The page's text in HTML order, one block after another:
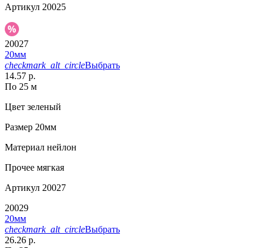
Артикул 20025
20027
20мм
checkmark_alt_circleВыбрать
14.57 р.
По 25 м
Цвет зеленый
Размер 20мм
Материал нейлон
Прочее мягкая
Артикул 20027
20029
20мм
checkmark_alt_circleВыбрать
26.26 р.